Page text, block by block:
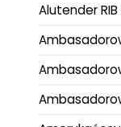
Alutender